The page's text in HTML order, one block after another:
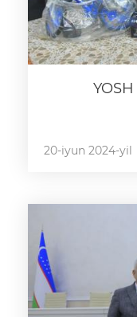
20-iyun 2024-yil